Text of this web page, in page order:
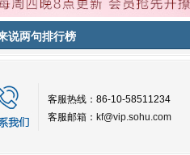
说两句排行榜
客服热线：86-10-58511234
客服邮箱： kf@vip.sohu.com